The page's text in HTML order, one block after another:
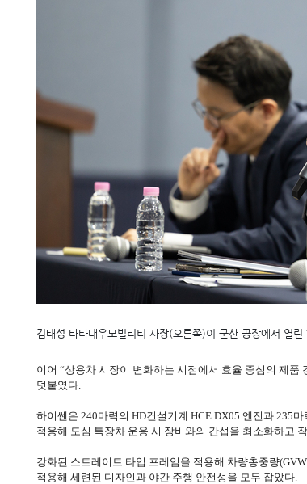
김태성 타타대우모빌리티 사장(오른쪽)이 군산 공장에서 열
이어 “상용차 시장이 변화하는 시점에서 효율 중심의 제
덧붙였다.
하이쎈은 240마력의 HD건설기계 HCE DX05 엔진과 235
적용해 도심 특장차 운용 시 장비와의 간섭을 최소화하고
강화된 스트레이트 타입 프레임을 적용해 차량총중량
적용해 세련된 디자인과 야간 주행 안전성을 모두 잡았다.